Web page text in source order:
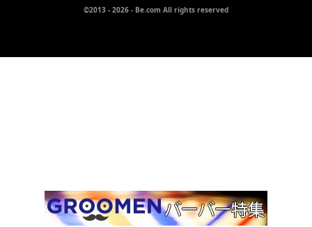
©2013 - 2026 - Be.com All rights reserved